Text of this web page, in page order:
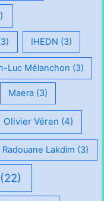
IHEDN (3)
Luc Mélanchon (3)
Maera (3)
Olivier Véran (4)
Radouane Lakdim (3)
(22)